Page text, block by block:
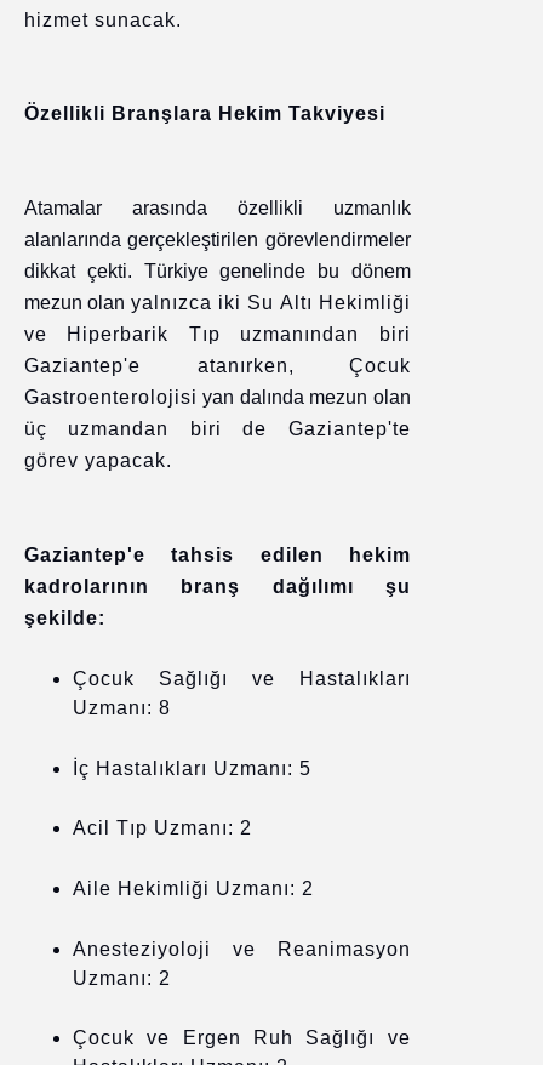
hizmet sunacak.
Özellikli Branşlara Hekim Takviyesi
Atamalar arasında özellikli uzmanlık
alanlarında gerçekleştirilen görevlendirmeler
dikkat çekti. Türkiye genelinde bu dönem
mezun olan yalnızca iki Su Altı Hekimliği
ve Hiperbarik Tıp uzmanından biri
Gaziantep'e atanırken, Çocuk
Gastroenterolojisi yan dalında mezun olan
üç uzmandan biri de Gaziantep'te
görev yapacak.
Gaziantep'e tahsis edilen hekim
kadrolarının branş dağılımı şu
şekilde:
Çocuk Sağlığı ve Hastalıkları
Uzmanı: 8
İç Hastalıkları Uzmanı: 5
Acil Tıp Uzmanı: 2
Aile Hekimliği Uzmanı: 2
Anesteziyoloji ve Reanimasyon
Uzmanı: 2
Çocuk ve Ergen Ruh Sağlığı ve